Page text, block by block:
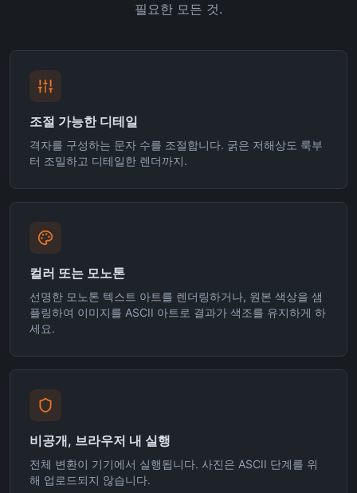
필요한 모든 것.
조절 가능한 디테일
격자를 구성하는 문자 수를 조절합니다. 굵은 저해상도 룩부
터 조밀하고 디테일한 렌더까지.
컬러 또는 모노톤
선명한 모노톤 텍스트 아트를 렌더링하거나, 원본 색상을 샘
플링하여 이미지를 ASCII 아트로 결과가 색조를 유지하게 하
세요.
비공개, 브라우저 내 실행
전체 변환이 기기에서 실행됩니다. 사진은 ASCII 단계를 위
해 업로드되지 않습니다.